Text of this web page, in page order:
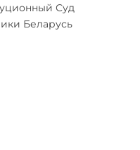
Суд
Беларусь